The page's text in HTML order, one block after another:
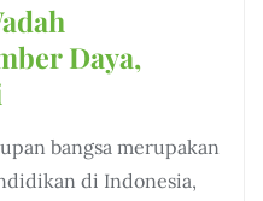
Daya,
bangsa merupakan
di Indonesia,